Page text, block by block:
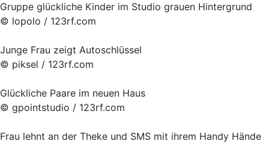
Gruppe glückliche Kinder im Studio grauen Hintergrund
© lopolo / 123rf.com
Junge Frau zeigt Autoschlüssel
© piksel / 123rf.com
Glückliche Paare im neuen Haus
© gpointstudio / 123rf.com
Frau lehnt an der Theke und SMS mit ihrem Handy Hände